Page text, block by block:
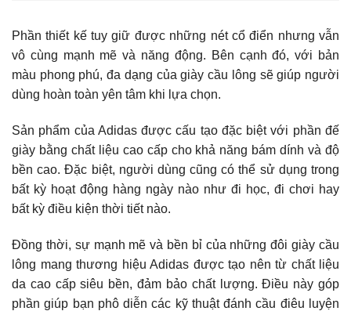
Phần thiết kế tuy giữ được những nét cổ điển nhưng vẫn
vô cùng mạnh mẽ và năng động. Bên cạnh đó, với bản
màu phong phú, đa dạng của giày cầu lông sẽ giúp người
dùng hoàn toàn yên tâm khi lựa chọn.
Sản phẩm của Adidas được cấu tạo đặc biệt với phần đế
giày bằng chất liệu cao cấp cho khả năng bám dính và độ
bền cao. Đặc biệt, người dùng cũng có thể sử dụng trong
bất kỳ hoạt động hàng ngày nào như đi học, đi chơi hay
bất kỳ điều kiện thời tiết nào.
Đồng thời, sự mạnh mẽ và bền bỉ của những đôi giày cầu
lông mang thương hiệu Adidas được tạo nên từ chất liệu
da cao cấp siêu bền, đảm bảo chất lượng. Điều này góp
phần giúp bạn phô diễn các kỹ thuật đánh cầu điêu luyện